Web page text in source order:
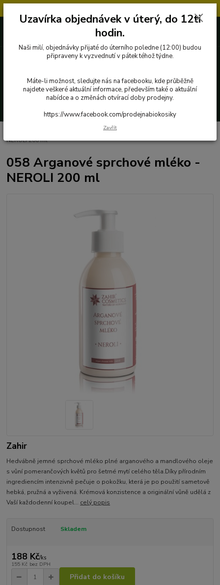
727 862 655, 737 283 505
058 Arganové sprchové mléko -
NEROLI 200 ml
058 Arganové sprchové mléko -
NEROLI 200 ml
Zahir
Hedvábně jemné sprchové mléko plné arganového a mandlového oleje
s vůní pomerančových květů pro šetrné mytí celého těla.Díky přírodním
ingrediencím intenzivně pečuje o pokožku, která je po použití sametově
hebká, pružná a vyživená. Krémová konzistence a originální vůně udělá z
Vaší každodenní koupel... celý popis
Dostupnost Skladem
188 Kč/ks
155 Kč bez DPH
Přidat do košíku
Uzavírka objednávek v úterý, do 12ti
hodin.
Naši milí, objednávky přijaté do úterního poledne (12:00) budou
připraveny k vyzvednutí v pátek téhož týdne.
Máte-li možnost, sledujte nás na facebooku, kde průběžně
najdete veškeré aktuální informace, především také o aktuální
nabídce a o změnách otvírací doby prodejny.
https://www.facebook.com/prodejnabiokosiky
Zavřít